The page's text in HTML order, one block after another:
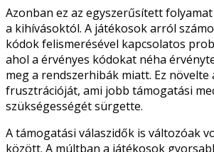
Azonban ez az egyszerűsített
a kihívásoktól. A játékosok arról
kódok felismerésével kapcsolatos
ahol a érvényes kódokat néha
meg a rendszerhibák miatt. Ez
frusztrációját, ami jobb támogatási
szükségességét sürgette.
A támogatási válaszidők is változóak
között. A múltban a játékosok